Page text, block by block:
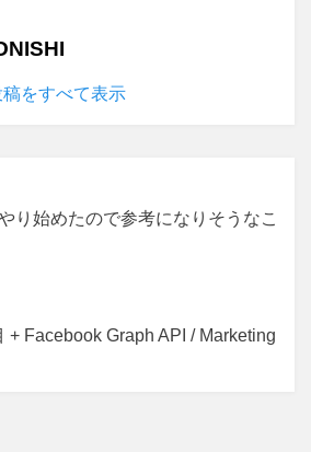
をすべて表示
り始めたので参考になりそうなこ
+ Facebook Graph API / Marketing